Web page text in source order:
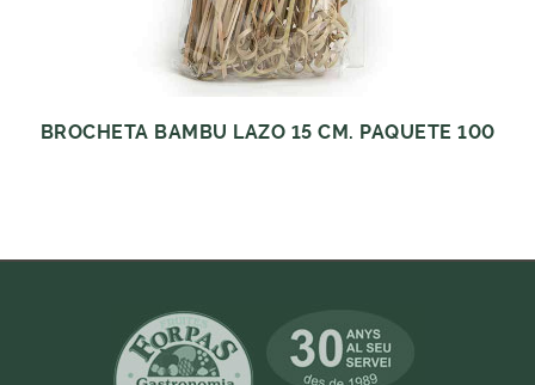
BROCHETA BAMBU LAZO 15 CM. PAQUETE 100